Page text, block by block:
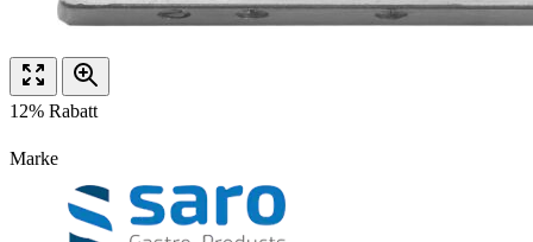
12% Rabatt
Marke